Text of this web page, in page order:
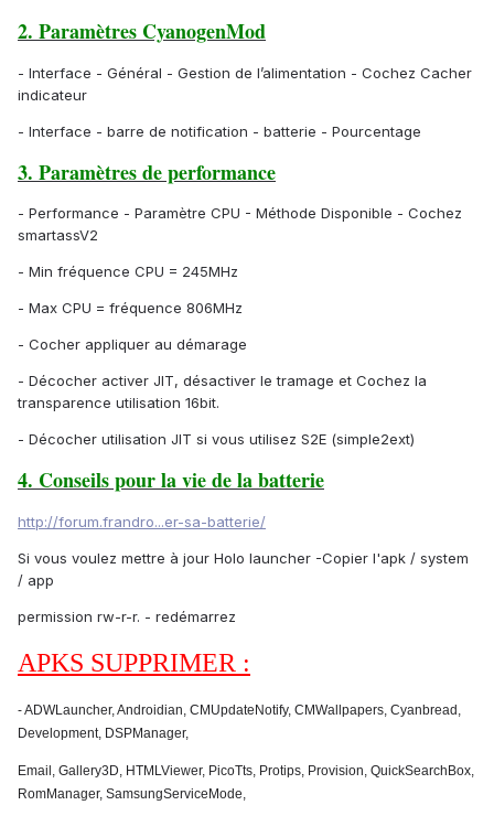
2. Paramètres CyanogenMod
- Interface - Général - Gestion de l’alimentation - Cochez Cacher
indicateur
- Interface - barre de notification - batterie - Pourcentage
3. Paramètres de performance
- Performance - Paramètre CPU - Méthode Disponible - Cochez
smartassV2
- Min fréquence CPU = 245MHz
- Max CPU = fréquence 806MHz
- Cocher appliquer au démarage
- Décocher activer JIT, désactiver le tramage et Cochez la
transparence utilisation 16bit.
- Décocher utilisation JIT si vous utilisez S2E (simple2ext)
4. Conseils pour la vie de la batterie
http://forum.frandro...er-sa-batterie/
Si vous voulez mettre à jour Holo launcher -Copier l'apk / system
/ app
permission rw-r-r. - redémarrez
APKS SUPPRIMER :
- ADWLauncher, Androidian, CMUpdateNotify, CMWallpapers, Cyanbread,
Development, DSPManager,
Email, Gallery3D, HTMLViewer, PicoTts, Protips, Provision, QuickSearchBox,
RomManager, SamsungServiceMode,